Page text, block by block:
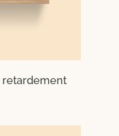
retardement